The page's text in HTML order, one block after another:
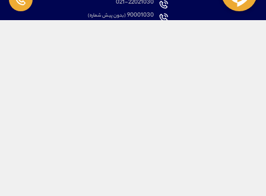
021-22021030
90001030(بدون پیش شماره)